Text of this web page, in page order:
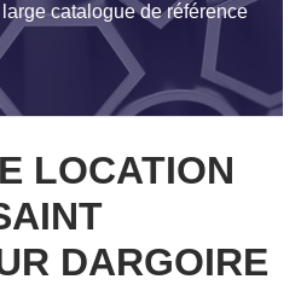
catalogue de référence
LOCATION
DARGOIRE